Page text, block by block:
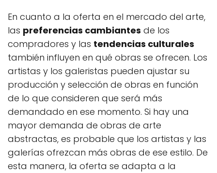
En cuanto a la oferta en el mercado del arte,
las preferencias cambiantes de los
compradores y las tendencias culturales
también influyen en qué obras se ofrecen. Los
artistas y los galeristas pueden ajustar su
producción y selección de obras en función
de lo que consideren que será más
demandado en ese momento. Si hay una
mayor demanda de obras de arte
abstractas, es probable que los artistas y las
galerías ofrezcan más obras de ese estilo. De
esta manera, la oferta se adapta a la